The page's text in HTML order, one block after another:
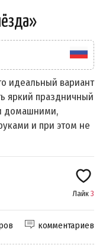
идеальный вариант
яркий праздничный
домашними,
и при этом не
Лайк 3
комментариев